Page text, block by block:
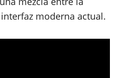
moderna actual.